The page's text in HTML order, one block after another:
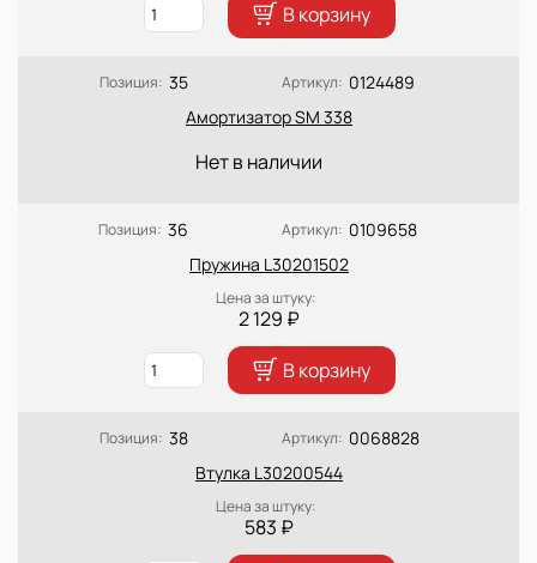
В корзину
Позиция: 35 Артикул: 0124489
Амортизатор SM 338
Нет в наличии
Позиция: 36 Артикул: 0109658
Пружина L30201502
Цена за штуку:
2 129 ₽
В корзину
Позиция: 38 Артикул: 0068828
Втулка L30200544
Цена за штуку:
583 ₽